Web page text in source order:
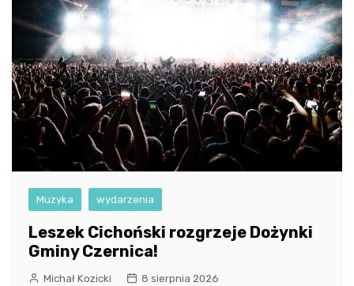
Muzyka wydarzenia
Leszek Cichoński rozgrzeje Dożynki
Gminy Czernica!
Michał Kozicki 8 sierpnia 2026